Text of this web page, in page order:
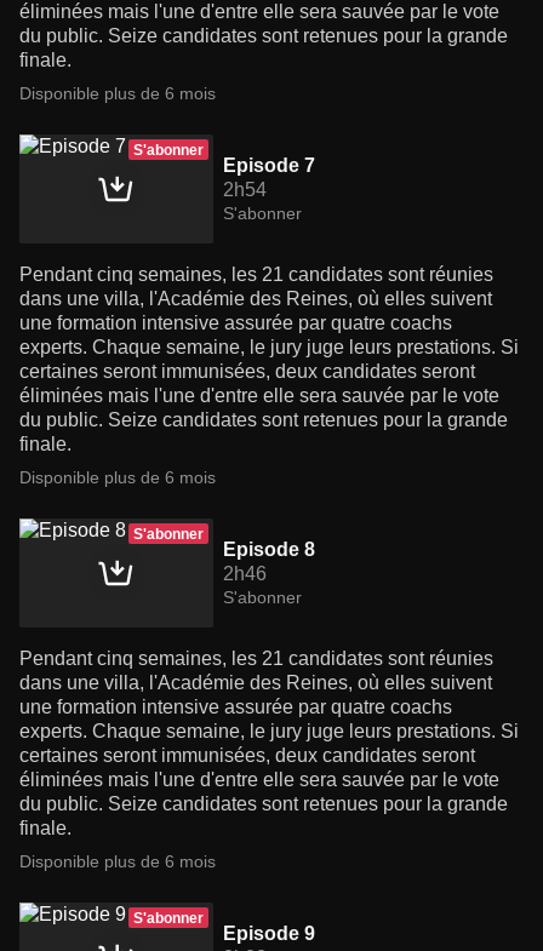
éliminées mais l'une d'entre elle sera sauvée par le vote
du public. Seize candidates sont retenues pour la grande
finale.
Disponible plus de 6 mois
S'abonner
Episode 7
2h54
S'abonner
Pendant cinq semaines, les 21 candidates sont réunies
dans une villa, l'Académie des Reines, où elles suivent
une formation intensive assurée par quatre coachs
experts. Chaque semaine, le jury juge leurs prestations. Si
certaines seront immunisées, deux candidates seront
éliminées mais l'une d'entre elle sera sauvée par le vote
du public. Seize candidates sont retenues pour la grande
finale.
Disponible plus de 6 mois
S'abonner
Episode 8
2h46
S'abonner
Pendant cinq semaines, les 21 candidates sont réunies
dans une villa, l'Académie des Reines, où elles suivent
une formation intensive assurée par quatre coachs
experts. Chaque semaine, le jury juge leurs prestations. Si
certaines seront immunisées, deux candidates seront
éliminées mais l'une d'entre elle sera sauvée par le vote
du public. Seize candidates sont retenues pour la grande
finale.
Disponible plus de 6 mois
S'abonner
Episode 9